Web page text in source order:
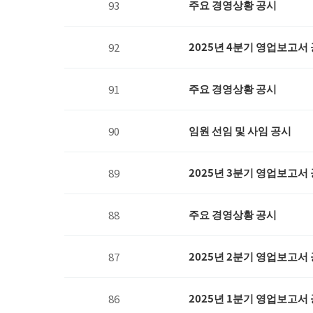
93 주요 경영상황 공시
92 2025년 4분기 영업보고서
91 주요 경영상황 공시
90 임원 선임 및 사임 공시
89 2025년 3분기 영업보고서
88 주요 경영상황 공시
87 2025년 2분기 영업보고서
86 2025년 1분기 영업보고서